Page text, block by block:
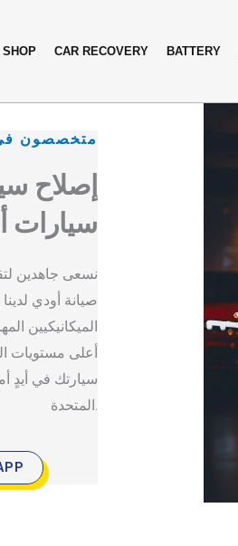
CAR RECOVERY BATTERY
متخصصون
إصلاح
سيارات
نسعى جاهدين
صيانة أودي
الميكانيكيين
أعلى مستويات
سيارتك في أيدٍ
المتحدة.